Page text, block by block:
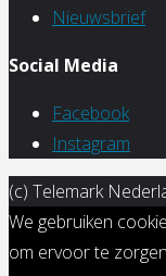
Nieuwsbrief
Social Media
Facebook
Instagram
Terug
naar
boven
(c) Telemark
We gebruiken
om ervoor te